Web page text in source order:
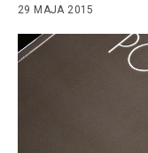
29 MAJA 2015